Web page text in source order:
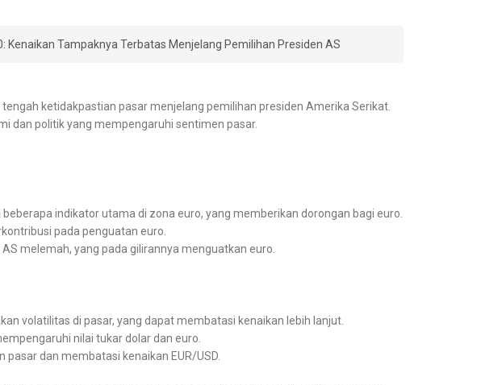
Kenaikan Tampaknya Terbatas Menjelang Pemilihan Presiden AS
ketidakpastian pasar menjelang pemilihan presiden Amerika Serikat.
dan politik yang mempengaruhi sentimen pasar.
indikator utama di zona euro, yang memberikan dorongan bagi euro.
pada penguatan euro.
melemah, yang pada gilirannya menguatkan euro.
volatilitas di pasar, yang dapat membatasi kenaikan lebih lanjut.
nilai tukar dolar dan euro.
dan membatasi kenaikan EUR/USD.